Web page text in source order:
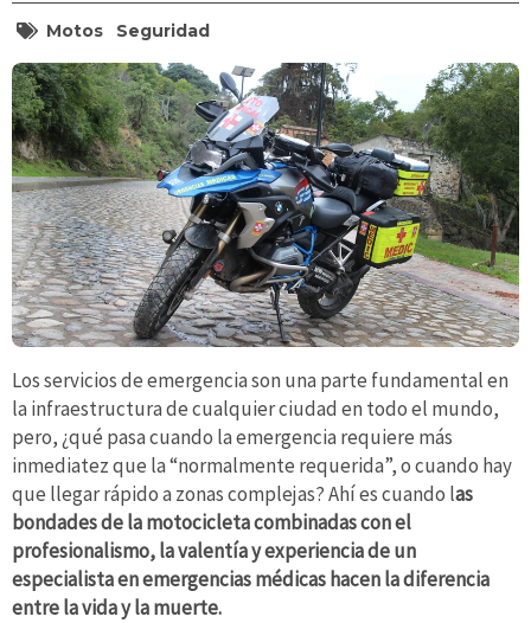
Motos Seguridad
Los servicios de emergencia son una parte fundamental en
la infraestructura de cualquier ciudad en todo el mundo,
pero, ¿qué pasa cuando la emergencia requiere más
inmediatez que la “normalmente requerida”, o cuando hay
que llegar rápido a zonas complejas? Ahí es cuando las
bondades de la motocicleta combinadas con el
profesionalismo, la valentía y experiencia de un
especialista en emergencias médicas hacen la diferencia
entre la vida y la muerte.